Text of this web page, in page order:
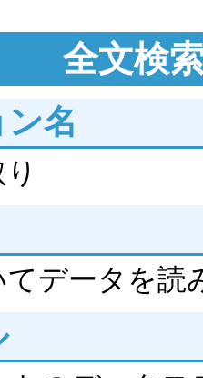
全文検
名
データを読